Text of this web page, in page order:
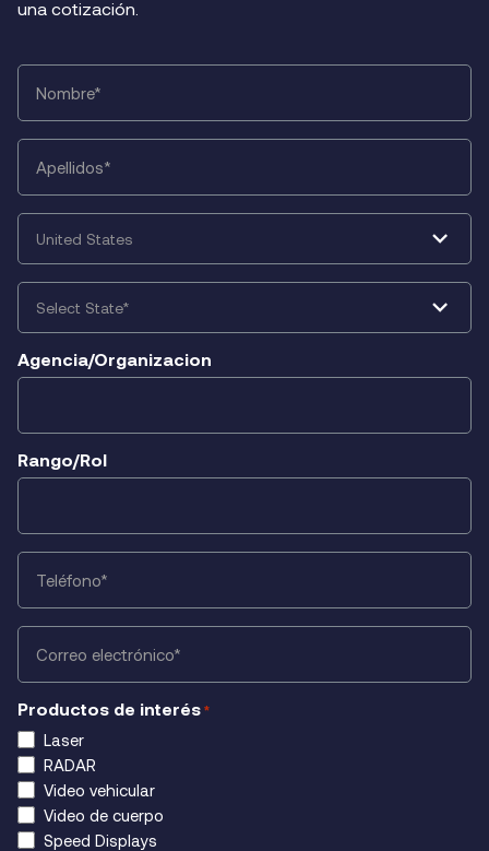
una cotización.
First
Name
Last
Name
Country
State
Agencia/Organizacion
Rango/Rol
Phone
Email
Productos de interés *
Laser
RADAR
Video vehicular
Video de cuerpo
Speed Displays